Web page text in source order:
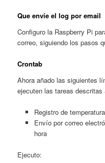
Que envíe el log por email
Configuro la Raspberry Pi
correo, siguiendo los pasos
Crontab
Ahora añado las siguientes
ejecuten las tareas descritas
Registro de
Envío por correo
hora
Ejecuto: